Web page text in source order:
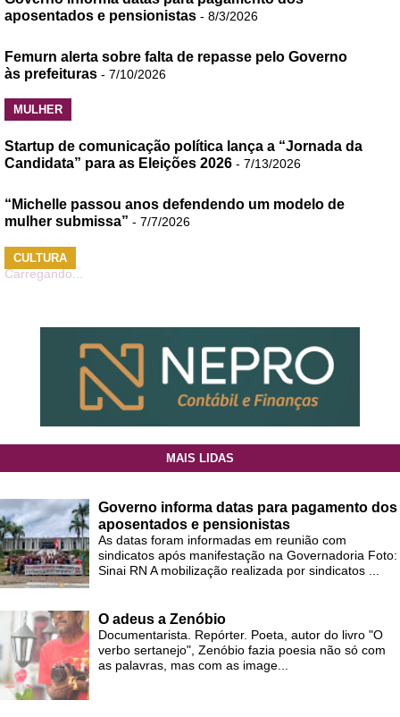
aposentados e pensionistas - 8/3/2026
Femurn alerta sobre falta de repasse pelo Governo
às prefeituras - 7/10/2026
MULHER
Startup de comunicação política lança a “Jornada da
Candidata” para as Eleições 2026 - 7/13/2026
“Michelle passou anos defendendo um modelo de
mulher submissa” - 7/7/2026
CULTURA
Carregando...
MAIS LIDAS
Governo informa datas para pagamento dos
aposentados e pensionistas
As datas foram informadas em reunião com
sindicatos após manifestação na Governadoria Foto:
Sinai RN A mobilização realizada por sindicatos ...
O adeus a Zenóbio
Documentarista. Repórter. Poeta, autor do livro "O
verbo sertanejo", Zenóbio fazia poesia não só com
as palavras, mas com as image...